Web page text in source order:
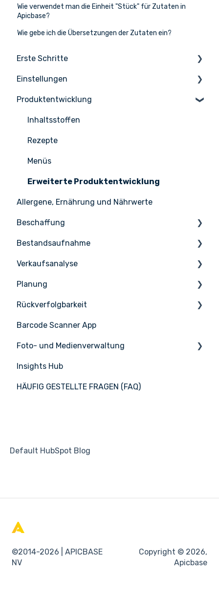
Wie verwendet man die Einheit "Stück" für Zutaten in
Apicbase?
Wie gebe ich die Übersetzungen der Zutaten ein?
Erste Schritte
Die Grundlagen
Apicbase einrichten
Infos & Hilfe
Einstellungen
Einstellungen
Benutzerverwaltung
Produktentwicklung
Inhaltsstoffen
Rezepte
Menüs
Erweiterte Produktentwicklung
Allergene, Ernährung und Nährwerte
Beschaffung
Bestellung
Empfang
Lieferanten
Lieferantenintegrationen
Bestandsaufnahme
Zählen
Lagerverwaltung
Verkaufsanalyse
Vertriebsmanagement
PoS-Integrationen
Planung
Aufgaben & HACCP
Produktionsplan
Rückverfolgbarkeit
Nicelabel
Barcode Scanner App
Foto- und Medienverwaltung
Medienmanagement
APIC Studio
Insights Hub
HÄUFIG GESTELLTE FRAGEN (FAQ)
Default HubSpot Blog
©2014-2026 | APICBASE
NV
Copyright © 2026,
Apicbase